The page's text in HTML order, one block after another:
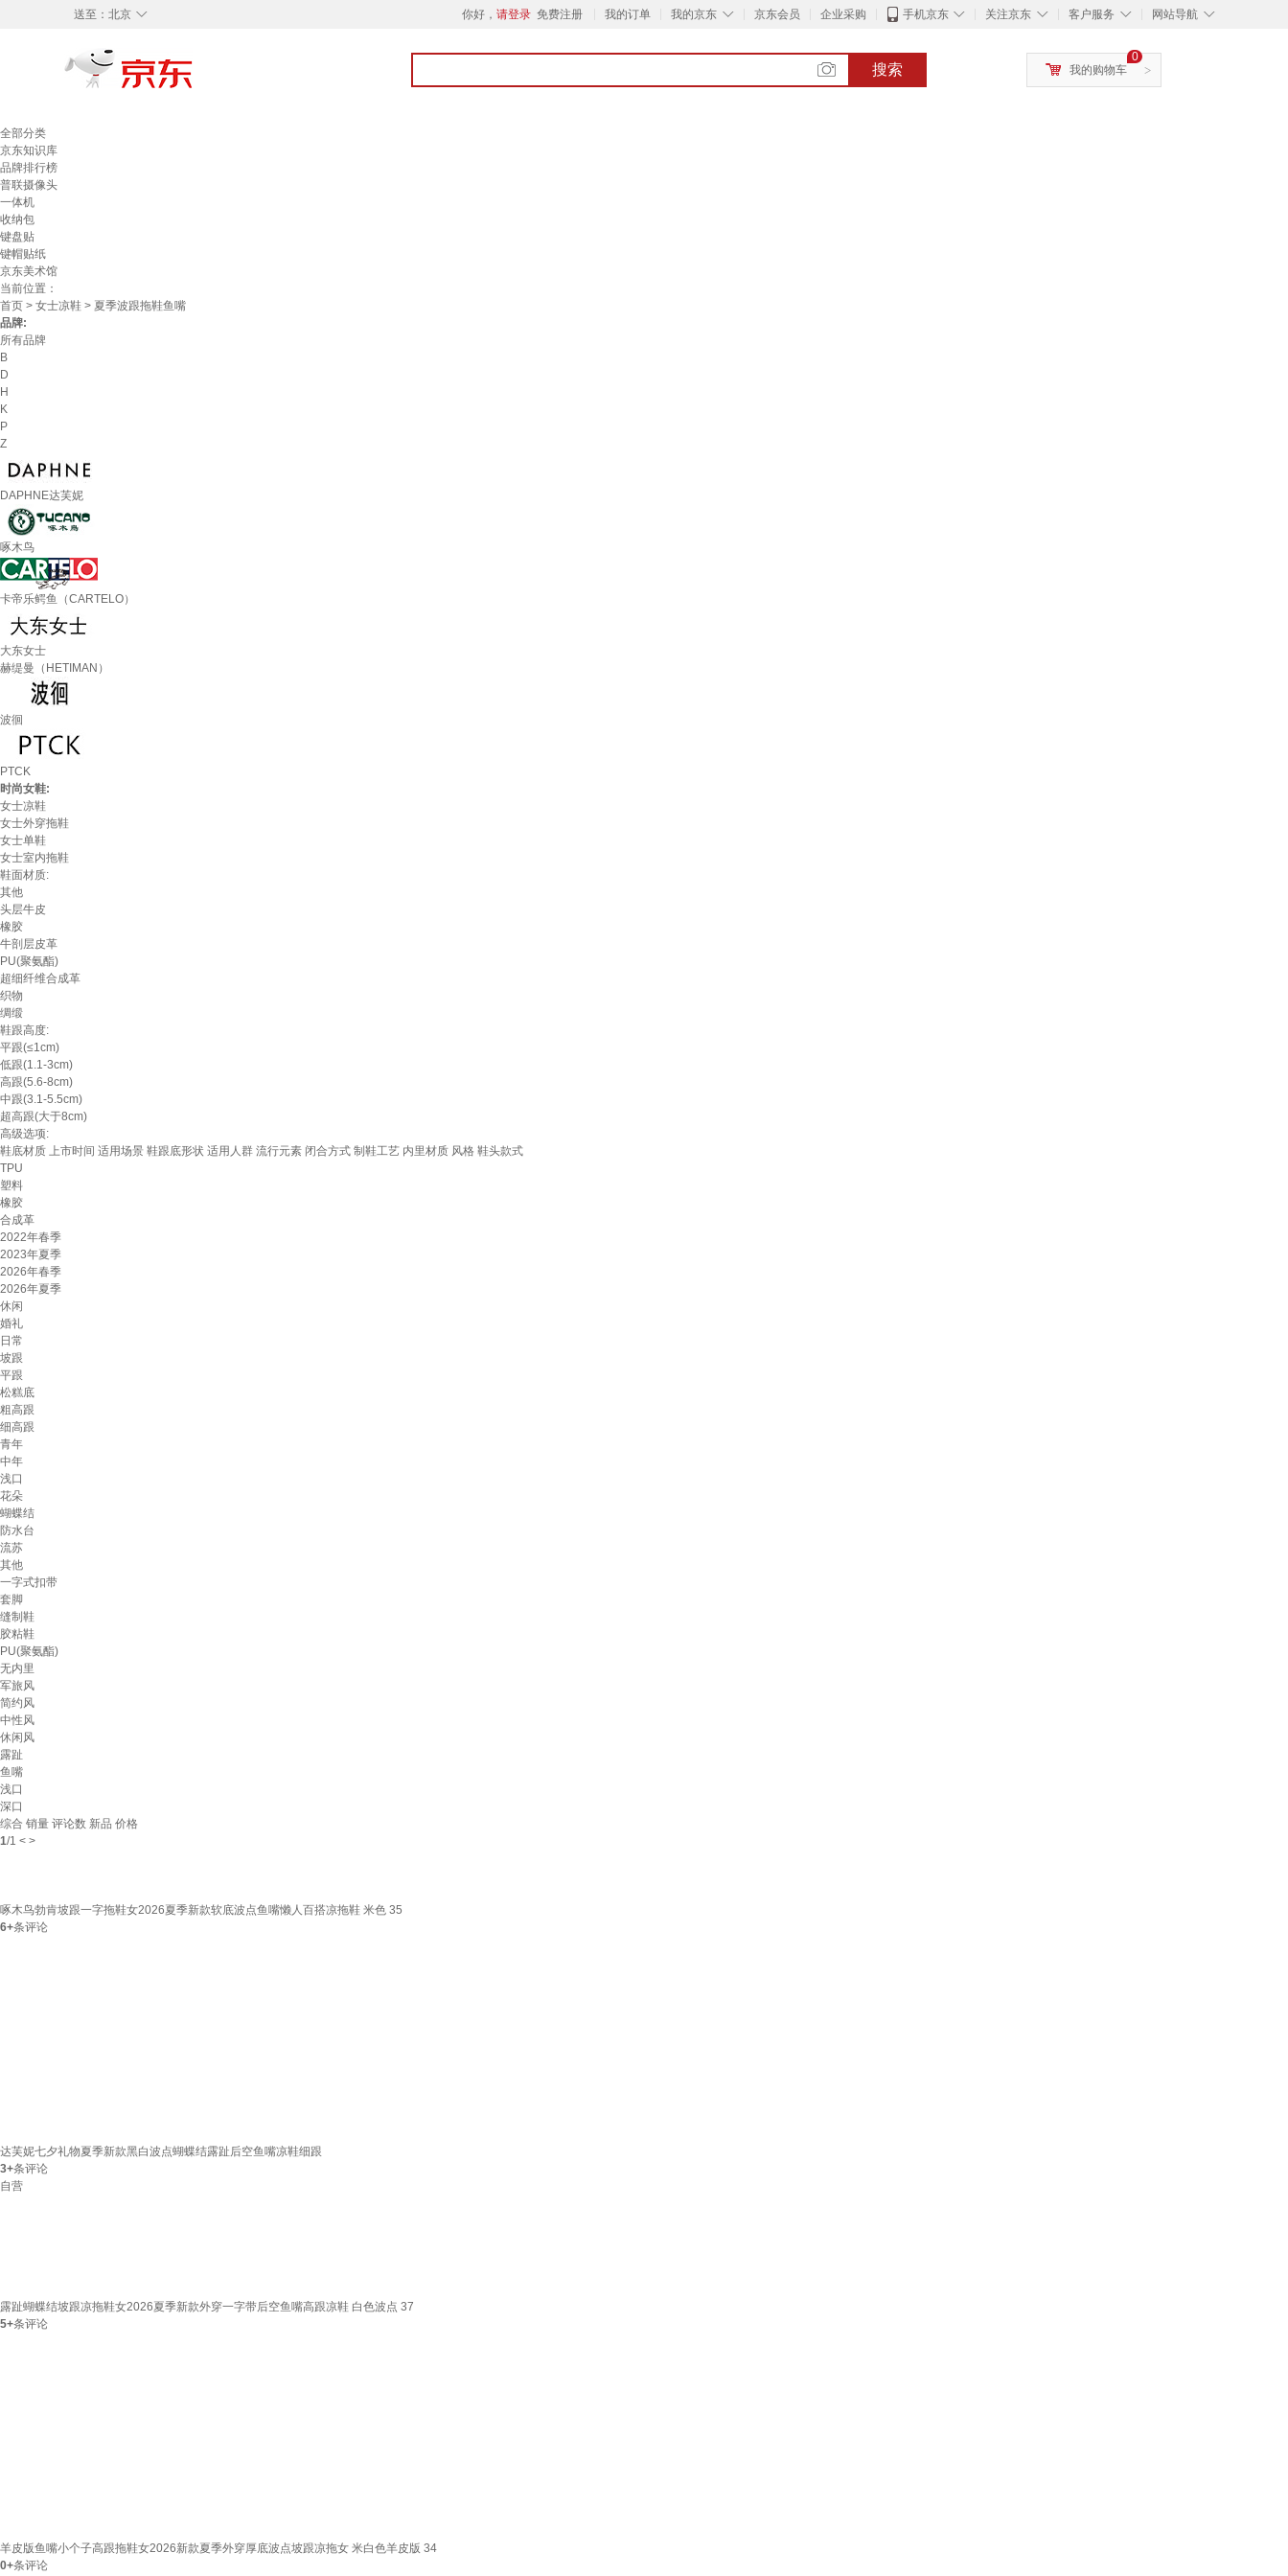
◇
送至： 北京 你好， 请登录 免费注册 我的订单 ◇
我的京东 京东会员 企业采购 ◇
手机京东 ◇
关注京东 ◇
客户服务 ◇
网站导航
搜索 >
0
我的购物车
全部分类
京东知识库
品牌排行榜
普联摄像头
一体机
收纳包
键盘贴
键帽贴纸
京东美术馆
当前位置：
首页 > 女士凉鞋 > 夏季波跟拖鞋鱼嘴
品牌:
所有品牌
B
D
H
K
P
Z
DAPHNE达芙妮
啄木鸟
卡帝乐鳄鱼（CARTELO）
大东女士
赫缇曼（HETIMAN）
波徊
PTCK
时尚女鞋:
女士凉鞋
女士外穿拖鞋
女士单鞋
女士室内拖鞋
鞋面材质:
其他
头层牛皮
橡胶
牛剖层皮革
PU(聚氨酯)
超细纤维合成革
织物
绸缎
鞋跟高度:
平跟(≤1cm)
低跟(1.1-3cm)
高跟(5.6-8cm)
中跟(3.1-5.5cm)
超高跟(大于8cm)
高级选项:
鞋底材质 上市时间 适用场景 鞋跟底形状 适用人群 流行元素 闭合方式 制鞋工艺 内里材质 风格 鞋头款式
TPU
塑料
橡胶
合成革
2022年春季
2023年夏季
2026年春季
2026年夏季
休闲
婚礼
日常
坡跟
平跟
松糕底
粗高跟
细高跟
青年
中年
浅口
花朵
蝴蝶结
防水台
流苏
其他
一字式扣带
套脚
缝制鞋
胶粘鞋
PU(聚氨酯)
无内里
军旅风
简约风
中性风
休闲风
露趾
鱼嘴
浅口
深口
综合 销量 评论数 新品 价格
1/1 < >
啄木鸟勃肯坡跟一字拖鞋女2026夏季新款软底波点鱼嘴懒人百搭凉拖鞋 米色 35
6+条评论
达芙妮七夕礼物夏季新款黑白波点蝴蝶结露趾后空鱼嘴凉鞋细跟
3+条评论
自营
露趾蝴蝶结坡跟凉拖鞋女2026夏季新款外穿一字带后空鱼嘴高跟凉鞋 白色波点 37
5+条评论
羊皮版鱼嘴小个子高跟拖鞋女2026新款夏季外穿厚底波点坡跟凉拖女 米白色羊皮版 34
0+条评论